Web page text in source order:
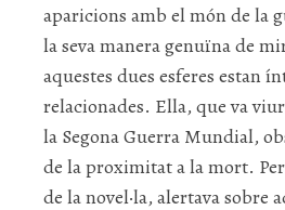
aparicions amb el món de la
la seva manera genuïna de
aquestes dues esferes estan
relacionades. Ella, que va
la Segona Guerra Mundial,
de la proximitat a la mort.
de la novel·la, alertava sobre